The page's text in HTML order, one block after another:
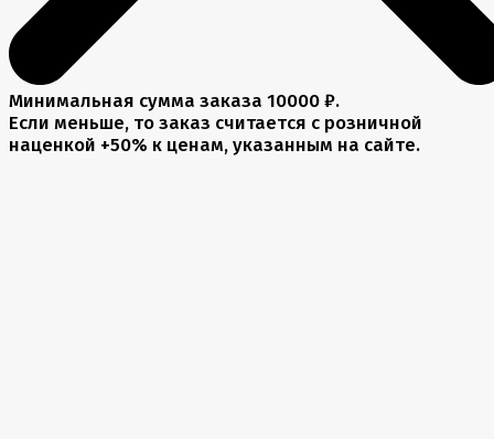
Минимальная сумма заказа 10000 ₽.
Если меньше, то заказ считается с розничной
наценкой +50% к ценам, указанным на сайте.